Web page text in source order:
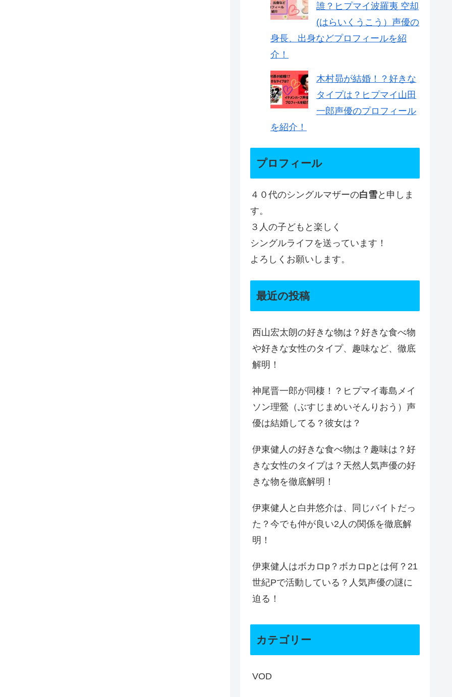
誰？ヒプマイ波羅夷 空却
(はらいくうこう）声優の
身長、出身などプロフィールを紹
介！
木村昴が結婚！？好きな
タイプは？ヒプマイ山田
一郎声優のプロフィール
を紹介！
プロフィール
４０代のシングルマザーの白雪と申しま
す。
３人の子どもと楽しく
シングルライフを送っています！
よろしくお願いします。
最近の投稿
西山宏太朗の好きな物は？好きな食べ物
や好きな女性のタイプ、趣味など、徹底
解明！
神尾晋一郎が同棲！？ヒプマイ毒島メイ
ソン理鶯（ぶすじまめいそんりおう）声
優は結婚してる？彼女は？
伊東健人の好きな食べ物は？趣味は？好
きな女性のタイプは？天然人気声優の好
きな物を徹底解明！
伊東健人と白井悠介は、同じバイトだっ
た？今でも仲が良い2人の関係を徹底解
明！
伊東健人はボカロp？ボカロpとは何？21
世紀Pで活動している？人気声優の謎に
迫る！
カテゴリー
VOD